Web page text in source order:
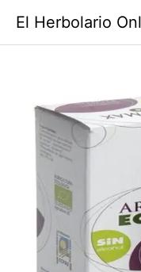
contenido
El Herbolario